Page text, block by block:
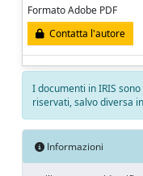
Formato Adobe PDF
Contatta l'autore
I documenti in IRIS
riservati, salvo diversa
Informazioni